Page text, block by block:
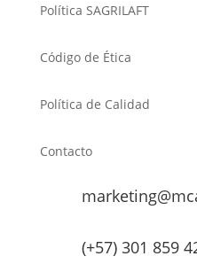
Política SAGRILAFT
Código de Ética
Política de Calidad
Contacto
(+57) 301 859